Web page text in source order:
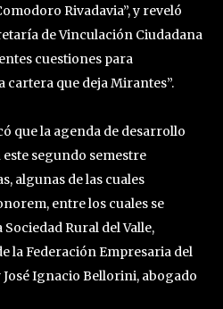
Rivadavia”, y reveló
de Vinculación Ciudadana
cuestiones para
que deja Mirantes”.
que la agenda de desarrollo
segundo semestre
algunas de las cuales
entre los cuales se
Rural del Valle,
la Federación Empresaria del
Ignacio Bellorini, abogado